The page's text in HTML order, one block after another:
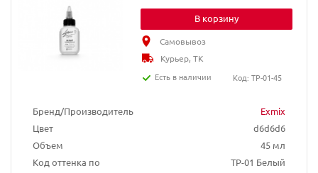
Бренд/Производитель
Exmix
Цвет
d6d6d6
Объем
45 мл
Код оттенка по
TP-01 Белый
В корзину
Самовывоз
Курьер, ТК
Есть в наличии
Код: TP-01-45